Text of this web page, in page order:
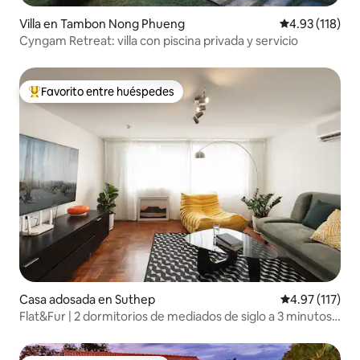
Villa en Tambon Nong Phueng Calificación
4.93 (118)
Cyngam Retreat: villa con piscina privada y servicio
Favorito entre huéspedes preferido
Favorito entre huéspedes
Casa adosada en Suthep Calificación
4.97 (117)
Flat&Fur | 2 dormitorios de mediados de siglo a 3 minutos